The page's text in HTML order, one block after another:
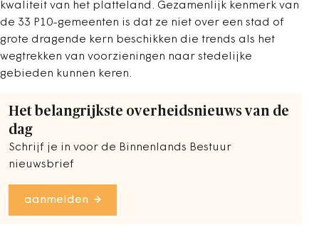
kwaliteit van het platteland. Gezamenlijk kenmerk van
de 33 P10-gemeenten is dat ze niet over een stad of
grote dragende kern beschikken die trends als het
wegtrekken van voorzieningen naar stedelijke
gebieden kunnen keren.
Het belangrijkste overheidsnieuws van de
dag
Schrijf je in voor de Binnenlands Bestuur
nieuwsbrief
aanmelden